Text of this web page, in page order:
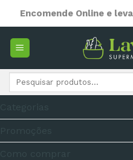
content
Encomende Online e
Pesquisar